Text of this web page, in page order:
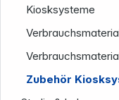
Kiosksysteme
Zubehör